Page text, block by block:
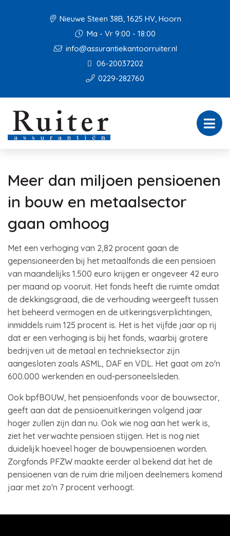
Nieuwe Steen 38B, 1625 HV, Hoorn
Ma - Vr 9:00 - 18:00
info@assurantiekantoorruiter.nl
06-20037202
0229-282760
Meer dan miljoen pensioenen
in bouw en metaalsector
gaan omhoog
Met een verhoging van 2,82 procent gaan de
gepensioneerden bij het metaalfonds die een pensioen
van maandelijks 1.500 euro krijgen er ongeveer 42 euro
per maand op vooruit. Het fonds heeft die ruimte omdat
de dekkingsgraad, die de verhouding weergeeft tussen
het beheerd vermogen en de uitkeringsverplichtingen,
inmiddels ruim 125 procent is. Het is het vijfde jaar op rij
dat er een verhoging is bij het fonds, waarbij grotere
bedrijven uit de metaal en technieksector zijn
aangesloten zoals ASML, DAF en VDL. Het gaat om zo'n
600.000 werkenden en oud-personeelsleden.
Ook bpfBOUW, het pensioenfonds voor de bouwsector,
geeft aan dat de pensioenuitkeringen volgend jaar
hoger zullen zijn dan nu. Ook wie nog aan het werk is,
ziet het verwachte pensioen stijgen. Het is nog niet
duidelijk hoeveel hoger de bouwpensioenen worden.
Zorgfonds PFZW maakte eerder al bekend dat het de
pensioenen van de ruim drie miljoen deelnemers komend
jaar met zo'n 7 procent verhoogt.